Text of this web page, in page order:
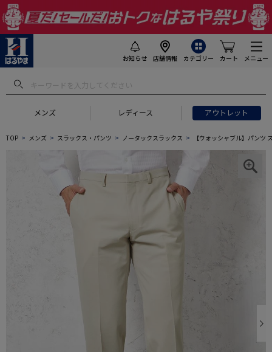
お知らせ 店舗情報 カテゴリー カート メニュー
メンズ レディース アウトレット
TOP メンズ スラックス・パンツ ノータックスラックス 【ウォッシャブル】パンツ